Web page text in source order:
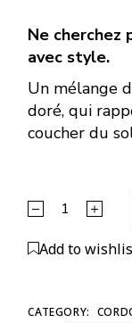
Ne
avec style.
Un mélange
doré, qui
coucher du
Crépuscule
Alternative:
Add to
CATEGORY: